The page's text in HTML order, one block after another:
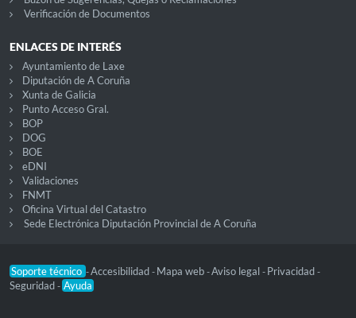
Verificación de Documentos
ENLACES DE INTERÉS
Ayuntamiento de Laxe
Diputación de A Coruña
Xunta de Galicia
Punto Acceso Gral.
BOP
DOG
BOE
eDNI
Validaciones
FNMT
Oficina Virtual del Catastro
Sede Electrónica Diputación Provincial de A Coruña
Soporte técnico -Accesibilidad - Mapa web -Aviso legal - Privacidad -
Seguridad - Ayuda